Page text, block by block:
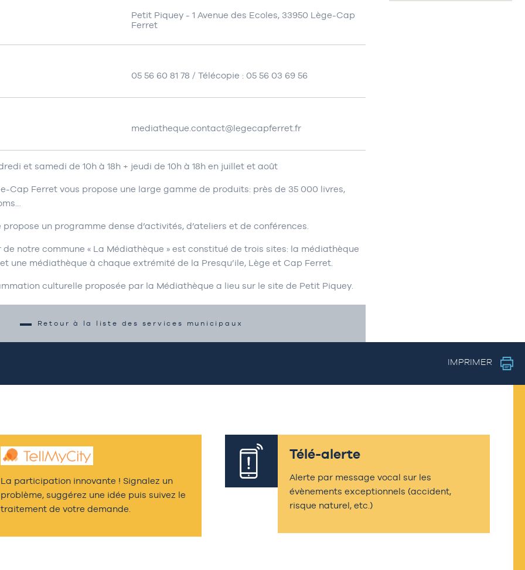
Petit Piquey - 1 Avenue des Ecoles, 33950 Lège-Cap
Ferret
05 56 60 81 78 / Télécopie : 05 56 03 69 56
mediatheque.contact@legecapferret.fr
et samedi de 10h à 18h + jeudi de 10h à 18h en juillet et août
Cap Ferret vous propose une large gamme de produits: près de 35 000 livres,
un programme dense d’activités, d’ateliers et de conférences.
notre commune « La Médiathèque » est constitué de trois sites: la médiathèque
une médiathèque à chaque extrémité de la Presqu’ile, Lège et Cap Ferret.
culturelle proposée par la Médiathèque a lieu sur le site de Petit Piquey.
Retour à la liste des services municipaux
IMPRIMER
La participation innovante ! Signalez un
problème, suggérez une idée puis suivez le
traitement de votre demande.
Télé-alerte
Alerte par message vocal sur les
évènements exceptionnels (accident,
risque naturel, etc.)